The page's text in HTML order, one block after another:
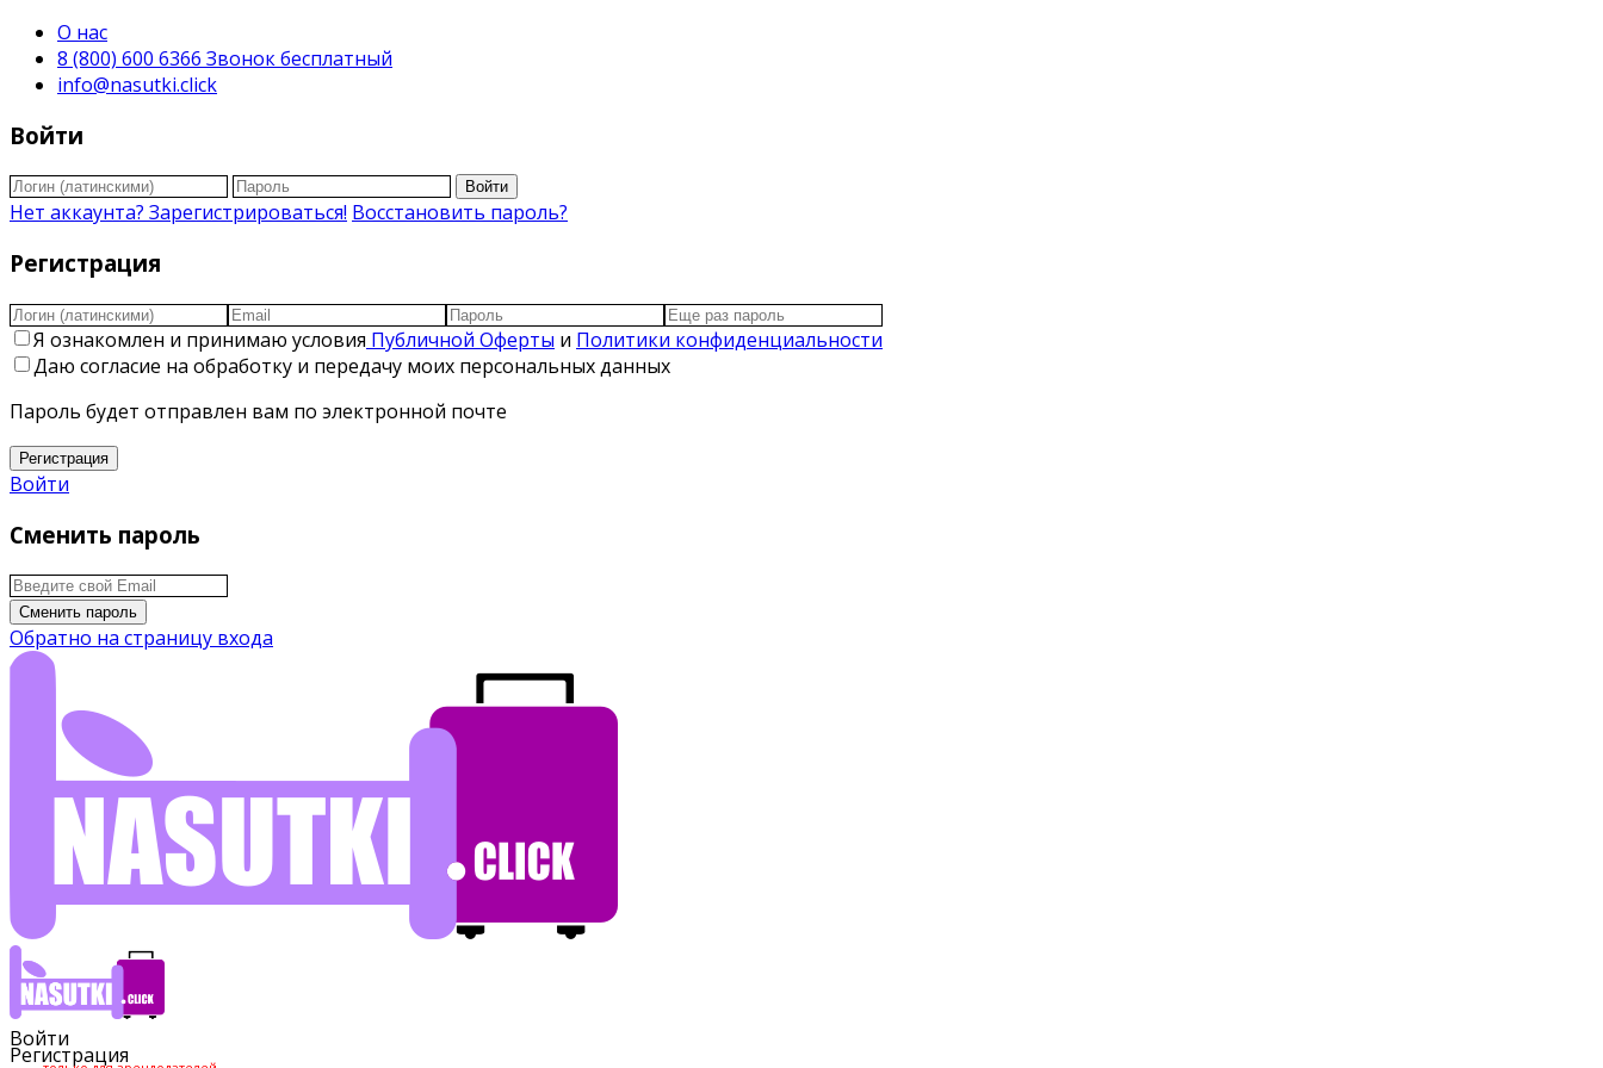
О нас
8 (800) 600 6366 Звонок бесплатный
info@nasutki.click
Войти
Войти
Нет аккаунта? Зарегистрироваться! Восстановить пароль?
Регистрация
Я ознакомлен и принимаю условия Публичной Оферты и Политики конфиденциальности
Даю согласие на обработку и передачу моих персональных данных
Пароль будет отправлен вам по электронной почте
Регистрация
Войти
Сменить пароль
Сменить пароль
Обратно на страницу входа
Войти
Регистрация